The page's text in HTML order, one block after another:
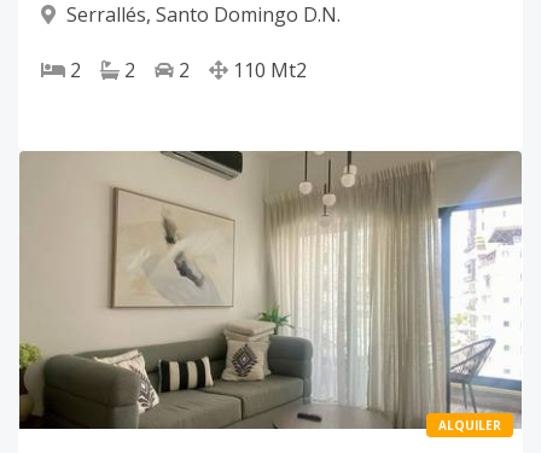
Serrallés, Santo Domingo D.N.
2 2 2 110 Mt2
ALQUILER